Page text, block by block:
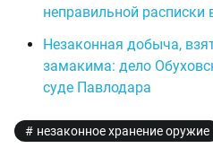
неправильной расписки
Незаконная добыча,
замакима: дело
суде Павлодара
незаконное хранение оружие